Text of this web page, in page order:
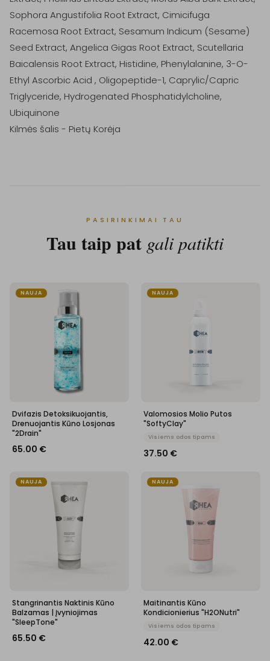
Sophora Angustifolia Root Extract, Cimicifuga
Racemosa Root Extract, Sesamum Indicum (Sesame)
Seed Extract, Angelica Gigas Root Extract, Scutellaria
Baicalensis Root Extract, Histidine, Phenylalanine, 3-O-
Ethyl Ascorbic Acid , Oligopeptide-1, Caprylic/Capric
Triglyceride, Hydrogenated Phosphatidylcholine,
Ubiquinone
Kilmės šalis - Pietų Korėja
PASIRINKIMAI TAU
Tau taip pat gali patikti
NAUJA
Dvifazis Detoksikuojantis,
Drenuojantis Kūno Losjonas
"2Drain"
65.00 €
NAUJA
Valomosios Molio Putos
"SoftyClay"
Visiems odos tipams
37.50 €
NAUJA
Stangrinantis Naktinis Kūno
Balzamas | Įvyniojimas
"SleepTone"
65.50 €
NAUJA
Maitinantis Kūno
Kondicionierius "H2ONutri"
Visiems odos tipams
42.00 €